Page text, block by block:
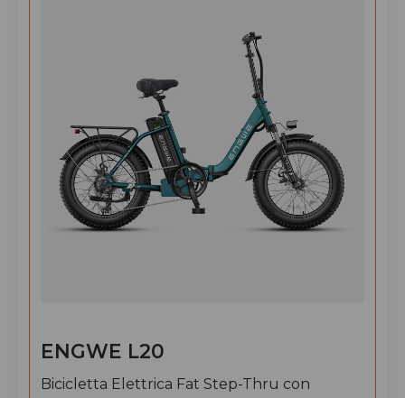
ENGWE L20
Bicicletta Elettrica Fat Step-Thru con